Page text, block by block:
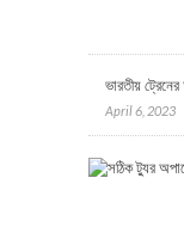
ভারতীয়
April 6, 2023